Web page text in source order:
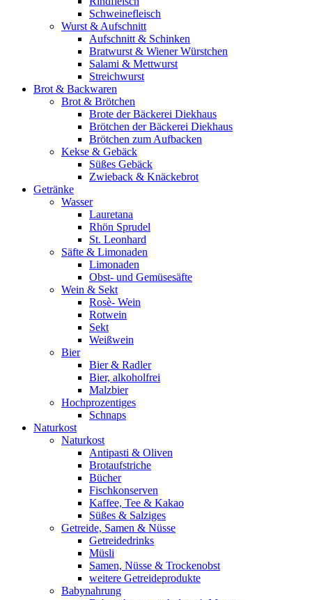
Schweinefleisch
Wurst & Aufschnitt
Aufschnitt & Schinken
Bratwurst & Wiener Würstchen
Salami & Mettwurst
Streichwurst
Brot & Backwaren
Brot & Brötchen
Brote der Bäckerei Diekhaus
Brötchen der Bäckerei Diekhaus
Brötchen zum Aufbacken
Kekse & Gebäck
Süßes Gebäck
Zwieback & Knäckebrot
Getränke
Wasser
Lauretana
Rhön Sprudel
St. Leonhard
Säfte & Limonaden
Limonaden
Obst- und Gemüsesäfte
Wein & Sekt
Rosè- Wein
Rotwein
Sekt
Weißwein
Bier
Bier & Radler
Bier, alkoholfrei
Malzbier
Hochprozentiges
Schnaps
Naturkost
Naturkost
Antipasti & Oliven
Brotaufstriche
Bücher
Fischkonserven
Kaffee, Tee & Kakao
Süßes & Salziges
Getreide, Samen & Nüsse
Getreidedrinks
Müsli
Samen, Nüsse & Trockenobst
weitere Getreideprodukte
Babynahrung